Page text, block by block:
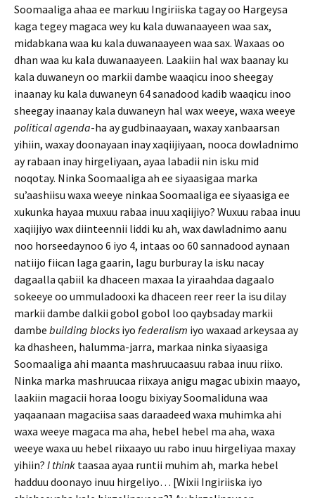
Soomaaliga ahaa ee markuu Ingiriiska tagay oo Hargeysa
kaga tegey magaca wey ku kala duwanaayeen waa sax,
midabkana waa ku kala duwanaayeen waa sax. Waxaas oo
dhan waa ku kala duwanaayeen. Laakiin hal wax baanay ku
kala duwaneyn oo markii dambe waaqicu inoo sheegay
inaanay ku kala duwaneyn 64 sanadood kadib waaqicu inoo
sheegay inaanay kala duwaneyn hal wax weeye, waxa weeye
political agenda-ha ay gudbinaayaan, waxay xanbaarsan
yihiin, waxay doonayaan inay xaqiijiyaan, nooca dowladnimo
ay rabaan inay hirgeliyaan, ayaa labadii nin isku mid
noqotay. Ninka Soomaaliga ah ee siyaasigaa marka
su’aashiisu waxa weeye ninkaa Soomaaliga ee siyaasiga ee
xukunka hayaa muxuu rabaa inuu xaqiijiyo? Wuxuu rabaa inuu
xaqiijiyo wax diinteennii liddi ku ah, wax dawladnimo aanu
noo horseedaynoo 6 iyo 4, intaas oo 60 sannadood aynaan
natiijo fiican laga gaarin, lagu burburay la isku nacay
dagaalla qabiil ka dhaceen maxaa la yiraahdaa dagaalo
sokeeye oo ummuladooxi ka dhaceen reer reer la isu dilay
markii dambe dalkii gobol gobol loo qaybsaday markii
dambe building blocks iyo federalism iyo waxaad arkeysaa ay
ka dhasheen, halumma-jarra, markaa ninka siyaasiga
Soomaaliga ahi maanta mashruucaasuu rabaa inuu riixo.
Ninka marka mashruucaa riixaya anigu magac ubixin maayo,
laakiin magacii horaa loogu bixiyay Soomaliduna waa
yaqaanaan magaciisa saas daraadeed waxa muhimka ahi
waxa weeye magaca ma aha, hebel hebel ma aha, waxa
weeye waxa uu hebel riixaayo uu rabo inuu hirgeliyaa maxay
yihiin? I think taasaa ayaa runtii muhim ah, marka hebel
hadduu doonayo inuu hirgeliyo… [Wixii Ingiriiska iyo